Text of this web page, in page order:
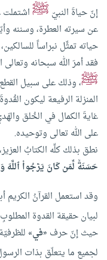
إنّ حياةَ النبيّ ﷺ
عن سيرته العطرة، وسننه
حياته تمثِّل نبراساً
فقد أمرَ الله سبحانه
ﷺ، وذلك على سبيل القطع
المنزلة الرفيعة ليكون
غايةَ الكمال في الخُلق
على الله تعالى وتوحيده.
نطق بذلك كلِّه الكتابُ
حَسَنَةٞ لِّمَن كَانَ يَرۡجُواْ ٱللَّهَ
وقد استعمل القرآنُ الكريم
لبيان حقيقة القدوة المطلوبِ
حيث إنّ حرف «في»
لجميع ما يتعلّق بذات